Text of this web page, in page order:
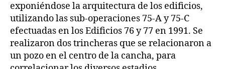
exponiéndose la arquitectura de los edificios,
utilizando las sub-operaciones 75-A y 75-C
efectuadas en los Edificios 76 y 77 en 1991. Se
realizaron dos trincheras que se relacionaron a
un pozo en el centro de la cancha, para